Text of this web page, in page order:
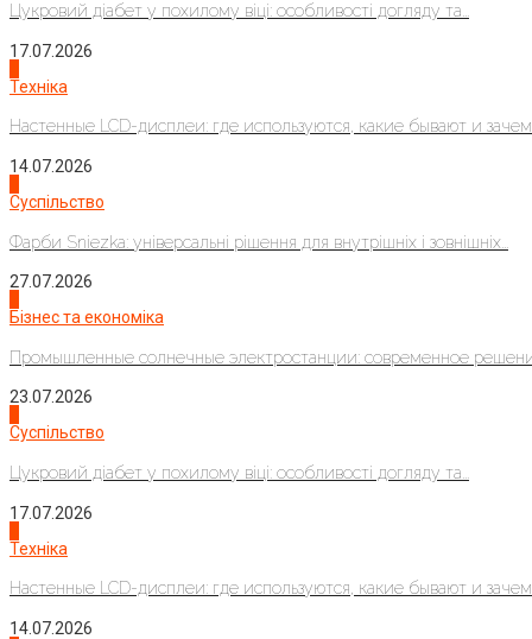
Цукровий діабет у похилому віці: особливості догляду та...
17.07.2026
Техніка
Настенные LCD-дисплеи: где используются, какие бывают и
14.07.2026
Суспільство
Фарби Sniezka: універсальні рішення для внутрішніх і зовнішніх...
27.07.2026
Бізнес та економіка
Промышленные солнечные электростанции: современное
23.07.2026
Суспільство
Цукровий діабет у похилому віці: особливості догляду та...
17.07.2026
Техніка
Настенные LCD-дисплеи: где используются, какие бывают и
14.07.2026